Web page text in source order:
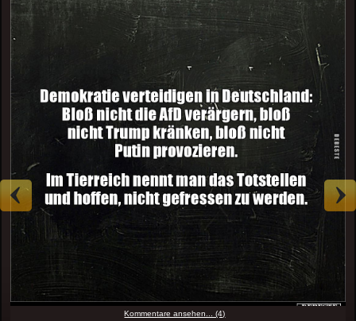
Kommentare ansehen... (4)